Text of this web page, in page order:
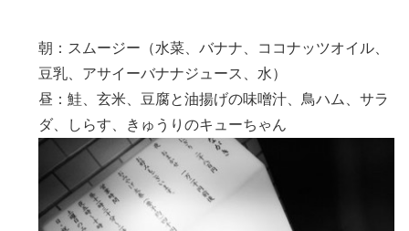
朝：スムージー（水菜、バナナ、ココナッツオイル、
豆乳、アサイーバナナジュース、水）
昼：鮭、玄米、豆腐と油揚げの味噌汁、鳥ハム、サラ
ダ、しらす、きゅうりのキューちゃん